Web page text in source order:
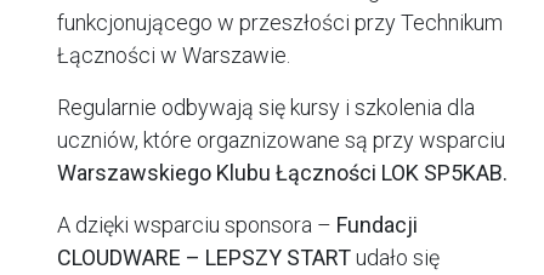
funkcjonującego w przeszłości przy Technikum
Łączności w Warszawie.
Regularnie odbywają się kursy i szkolenia dla
uczniów, które orgaznizowane są przy wsparciu
Warszawskiego Klubu Łączności LOK SP5KAB.
A dzięki wsparciu sponsora – Fundacji
CLOUDWARE – LEPSZY STARTudało się